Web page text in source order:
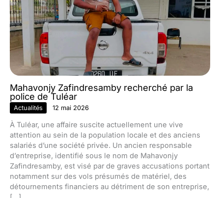
Mahavonjy Zafindresamby recherché par la
police de Tuléar
Actualités 12 mai 2026
À Tuléar, une affaire suscite actuellement une vive
attention au sein de la population locale et des anciens
salariés d’une société privée. Un ancien responsable
d’entreprise, identifié sous le nom de Mahavonjy
Zafindresamby, est visé par de graves accusations portant
notamment sur des vols présumés de matériel, des
détournements financiers au détriment de son entreprise,